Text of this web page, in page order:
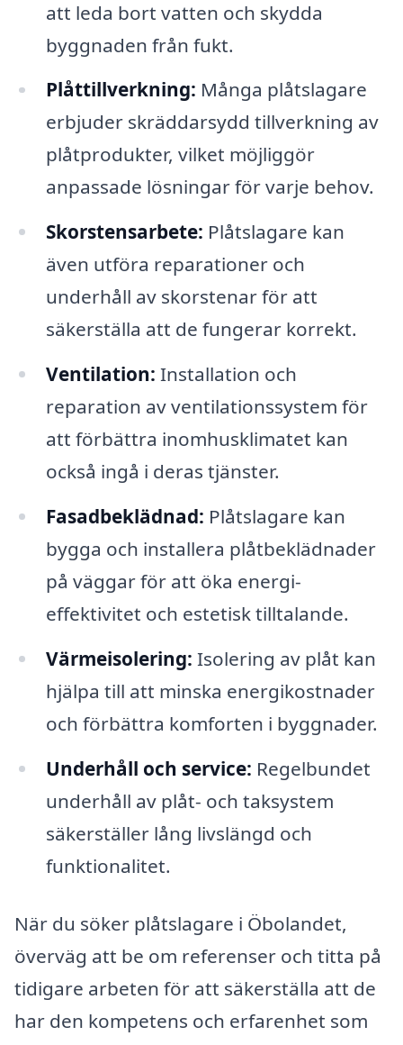
att leda bort vatten och skydda
byggnaden från fukt.
Plåttillverkning: Många plåtslagare
erbjuder skräddarsydd tillverkning av
plåtprodukter, vilket möjliggör
anpassade lösningar för varje behov.
Skorstensarbete: Plåtslagare kan
även utföra reparationer och
underhåll av skorstenar för att
säkerställa att de fungerar korrekt.
Ventilation: Installation och
reparation av ventilationssystem för
att förbättra inomhusklimatet kan
också ingå i deras tjänster.
Fasadbeklädnad: Plåtslagare kan
bygga och installera plåtbeklädnader
på väggar för att öka energi-
effektivitet och estetisk tilltalande.
Värmeisolering: Isolering av plåt kan
hjälpa till att minska energikostnader
och förbättra komforten i byggnader.
Underhåll och service: Regelbundet
underhåll av plåt- och taksystem
säkerställer lång livslängd och
funktionalitet.
När du söker plåtslagare i Öbolandet,
överväg att be om referenser och titta på
tidigare arbeten för att säkerställa att de
har den kompetens och erfarenhet som